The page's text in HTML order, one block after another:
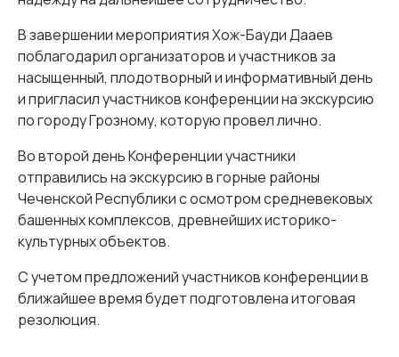
В завершении мероприятия Хож-Бауди Дааев
поблагодарил организаторов и участников за
насыщенный, плодотворный и информативный день
и пригласил участников конференции на экскурсию
по городу Грозному, которую провел лично.
Во второй день Конференции участники
отправились на экскурсию в горные районы
Чеченской Республики с осмотром средневековых
башенных комплексов, древнейших историко-
культурных объектов.
С учетом предложений участников конференции в
ближайшее время будет подготовлена итоговая
резолюция.